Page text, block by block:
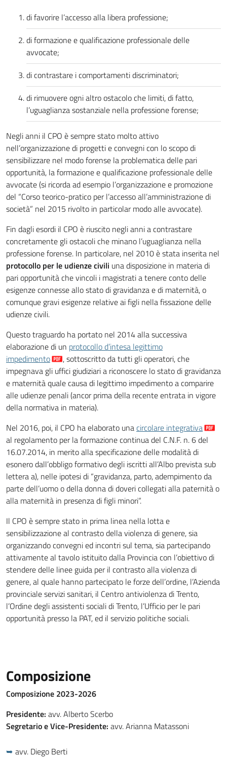
di favorire l’accesso alla libera professione;
di formazione e qualificazione professionale delle
avvocate;
di contrastare i comportamenti discriminatori;
di rimuovere ogni altro ostacolo che limiti, di fatto,
l’uguaglianza sostanziale nella professione forense;
Negli anni il CPO è sempre stato molto attivo
nell’organizzazione di progetti e convegni con lo scopo di
sensibilizzare nel modo forense la problematica delle pari
opportunità, la formazione e qualificazione professionale delle
avvocate (si ricorda ad esempio l’organizzazione e promozione
del “Corso teorico-pratico per l’accesso all’amministrazione di
società” nel 2015 rivolto in particolar modo alle avvocate).
Fin dagli esordi il CPO è riuscito negli anni a contrastare
concretamente gli ostacoli che minano l’uguaglianza nella
professione forense. In particolare, nel 2010 è stata inserita nel
protocollo per le udienze civili una disposizione in materia di
pari opportunità che vincoli i magistrati a tenere conto delle
esigenze connesse allo stato di gravidanza e di maternità, o
comunque gravi esigenze relative ai figli nella fissazione delle
udienze civili.
Questo traguardo ha portato nel 2014 alla successiva
elaborazione di un protocollo d’intesa legittimo
impedimento
, sottoscritto da tutti gli operatori, che
impegnava gli uffici giudiziari a riconoscere lo stato di gravidanza
e maternità quale causa di legittimo impedimento a comparire
alle udienze penali (ancor prima della recente entrata in vigore
della normativa in materia).
Nel 2016, poi, il CPO ha elaborato unacircolare integrativa
al regolamento per la formazione continua del C.N.F. n. 6 del
16.07.2014, in merito alla specificazione delle modalità di
esonero dall’obbligo formativo degli iscritti all’Albo prevista sub
lettera a), nelle ipotesi di “gravidanza, parto, adempimento da
parte dell’uomo o della donna di doveri collegati alla paternità o
alla maternità in presenza di figli minori”.
Il CPO è sempre stato in prima linea nella lotta e
sensibilizzazione al contrasto della violenza di genere, sia
organizzando convegni ed incontri sul tema, sia partecipando
attivamente al tavolo istituito dalla Provincia con l’obiettivo di
stendere delle linee guida per il contrasto alla violenza di
genere, al quale hanno partecipato le forze dell’ordine, l’Azienda
provinciale servizi sanitari, il Centro antiviolenza di Trento,
l’Ordine degli assistenti sociali di Trento, l’Ufficio per le pari
opportunità presso la PAT, ed il servizio politiche sociali.
Composizione
Composizione 2023-2026
Presidente: avv. Alberto Scerbo
Segretario e Vice-Presidente: avv. Arianna Matassoni
avv. Diego Berti